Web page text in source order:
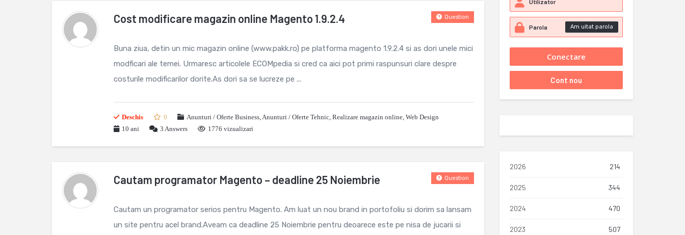
Cost modificare magazin online Magento 1.9.2.4 Question
Buna ziua, detin un mic magazin online (www.pakk.ro) pe platforma magento 1.9.2.4 si as dori unele mici
modficari ale temei. Urmaresc articolele ECOMpedia si cred ca aici pot primi raspunsuri clare despre
costurile modificarilor dorite.As dori sa se lucreze pe ...
Deschis 0 Anunturi / Oferte Business,Anunturi / Oferte Tehnic, Realizare magazin online, Web Design
10 ani
3 Answers 1776 vizualizari
Cautam programator Magento – deadline 25 Noiembrie Question
Cautam un programator serios pentru Magento. Am luat un nou brand in portofoliu si dorim sa lansam
un site pentru acel brand.Aveam ca deadline 25 Noiembrie pentru deoarece este pe nisa de jucarii si
Am uitat parola
2026 214
2025 344
2024 470
2023 507